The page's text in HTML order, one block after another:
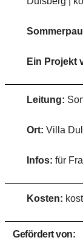
Ein Projekt
Leitung:
Ort: Villa
Infos: für
Kosten:
Gefördert von: